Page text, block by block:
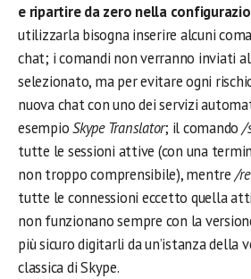
e ripartire da zero nella
utilizzarla bisogna inserire alcuni
chat; i comandi non verranno inviati
selezionato, ma per evitare ogni
nuova chat con uno dei servizi
esempioSkype Translator; il comando/
tutte le sessioni attive (con una
non troppo comprensibile), mentre/
tutte le connessioni eccetto quella
non funzionano sempre con la
più sicuro digitarli da un’istanza della
classica di Skype.